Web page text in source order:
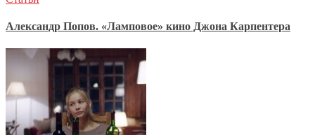
Александр Попов. «Ламповое» кино Джона Карпентера